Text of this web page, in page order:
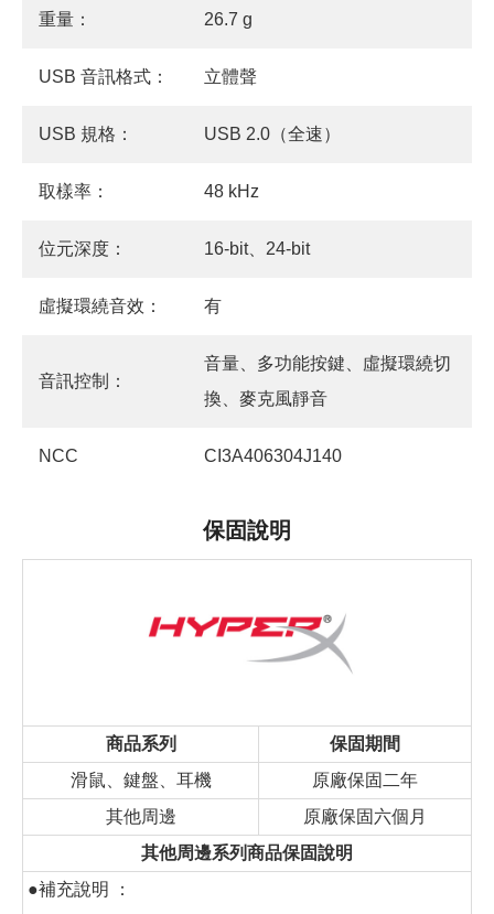
重量： 26.7 g
USB 音訊格式： 立體聲
USB 規格： USB 2.0（全速）
取樣率： 48 kHz
位元深度： 16-bit、24-bit
虛擬環繞音效： 有
音訊控制：
音量、多功能按鍵、虛擬環繞切
換、麥克風靜音
NCC CI3A406304J140
保固說明
商品系列
保固期間
滑鼠、鍵盤、耳機
原廠保固二年
其他周邊
原廠保固六個月
其他周邊系列商品保固說明
●補充說明 ：